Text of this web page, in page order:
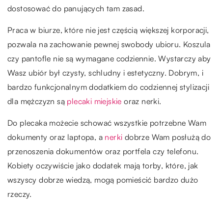
dostosować do panujących tam zasad.
Praca w biurze, które nie jest częścią większej korporacji,
pozwala na zachowanie pewnej swobody ubioru. Koszula
czy pantofle nie są wymagane codziennie. Wystarczy aby
Wasz ubiór był czysty, schludny i estetyczny. Dobrym, i
bardzo funkcjonalnym dodatkiem do codziennej stylizacji
dla mężczyzn są plecaki miejskie oraz nerki.
Do plecaka możecie schować wszystkie potrzebne Wam
dokumenty oraz laptopa, a nerki dobrze Wam posłużą do
przenoszenia dokumentów oraz portfela czy telefonu.
Kobiety oczywiście jako dodatek mają torby, które, jak
wszyscy dobrze wiedzą, mogą pomieścić bardzo dużo
rzeczy.